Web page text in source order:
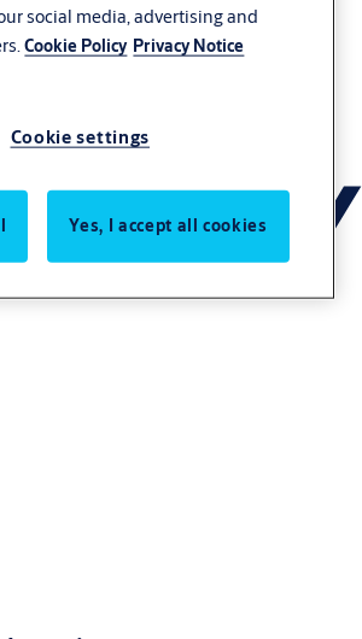
social media, advertising and
Cookie Policy Privacy Notice
Cookie settings
Yes, I accept all cookies